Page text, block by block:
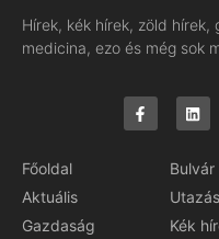
Hírek, kék hírek, zöld
medicina, ezo és még sok
Főoldal
Aktuális
Gazdaság
Bulvár
Utazás
Kék